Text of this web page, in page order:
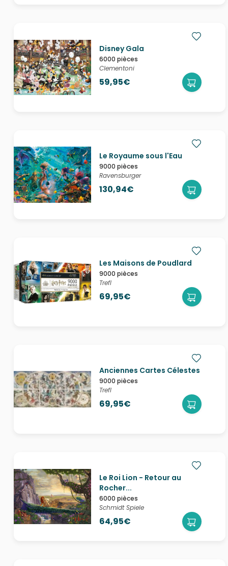
Disney Gala
6000 pièces
Clementoni
59,95€
Le Royaume sous l'Eau
9000 pièces
Ravensburger
130,94€
Les Maisons de Poudlard
9000 pièces
Trefl
69,95€
Anciennes Cartes Célestes
9000 pièces
Trefl
69,95€
Le Roi Lion - Retour au
Rocher...
6000 pièces
Schmidt Spiele
64,95€